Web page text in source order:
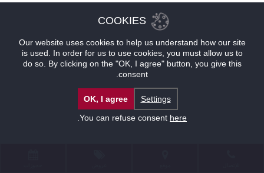
COOKIES
Our website uses cookies to help us understand how our site
is used. In order for us to use cookies, you must allow us to
do so. By clicking on the "OK, I agree" button, you give this
consent.
Settings
OK, I agree
You can refuse consent here
.